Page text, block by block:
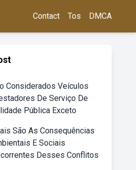
Contact Tos DMCA
Considerados Veículos
De Serviço De
Pública Exceto
São As Consequências
E Sociais
Desses Conflitos